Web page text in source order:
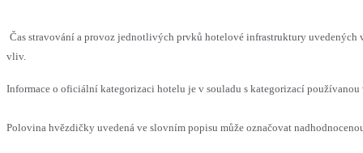
Čas stravování a provoz jednotlivých prvků hotelové infrastruktury uvedených
vliv.
Informace o oficiální kategorizaci hotelu je v souladu s kategorizací
Polovina hvězdičky uvedená ve slovním popisu může označovat